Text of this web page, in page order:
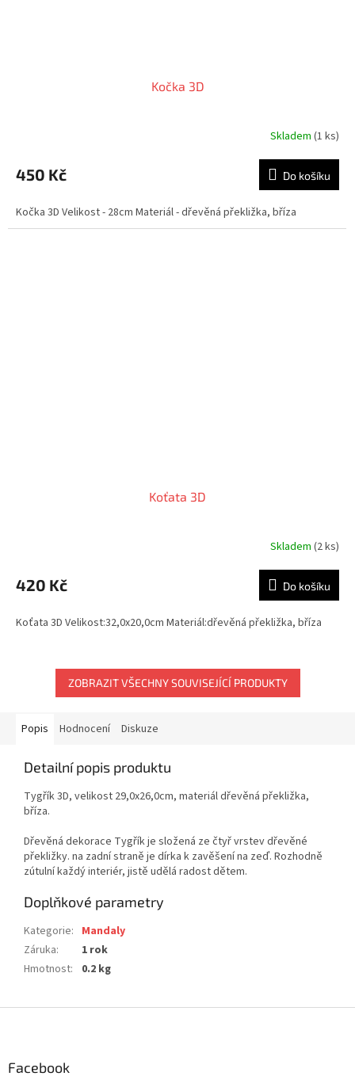
Kočka 3D
Skladem (1 ks)
450 Kč Do košíku
Kočka 3D Velikost - 28cm Materiál - dřevěná překližka, bříza
Koťata 3D
Skladem (2 ks)
420 Kč Do košíku
Koťata 3D Velikost:32,0x20,0cm Materiál:dřevěná překližka, bříza
ZOBRAZIT VŠECHNY SOUVISEJÍCÍ PRODUKTY
Popis Hodnocení Diskuze
Detailní popis produktu
Tygřík 3D, velikost 29,0x26,0cm, materiál dřevěná překližka,
bříza.
Dřevěná dekorace Tygřík je složená ze čtyř vrstev dřevěné
překližky. na zadní straně je dírka k zavěšení na zeď. Rozhodně
zútulní každý interiér, jistě udělá radost dětem.
Doplňkové parametry
Kategorie: Mandaly
Záruka:
1 rok
Hmotnost: 0.2 kg
Facebook